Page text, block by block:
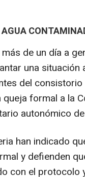
de un día a
una situación
del
queja formal a la
autonómico
han indicado
y defienden
con el protocolo